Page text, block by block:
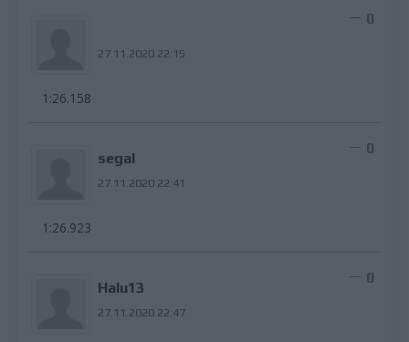
27.11.2020 22:15
0
1:26.158
segal
27.11.2020 22:41
0
1:26.923
Halu13
27.11.2020 22:47
0